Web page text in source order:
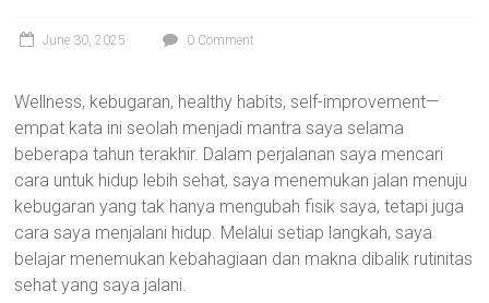
June 30, 2025 0 Comment
Wellness, kebugaran, healthy habits, self-improvement—
empat kata ini seolah menjadi mantra saya selama
beberapa tahun terakhir. Dalam perjalanan saya mencari
cara untuk hidup lebih sehat, saya menemukan jalan menuju
kebugaran yang tak hanya mengubah fisik saya, tetapi juga
cara saya menjalani hidup. Melalui setiap langkah, saya
belajar menemukan kebahagiaan dan makna dibalik rutinitas
sehat yang saya jalani.